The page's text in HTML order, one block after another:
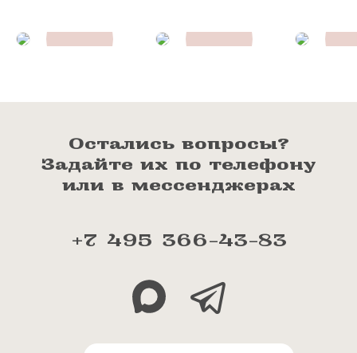
Остались вопросы?
Задайте их по телефону
или в мессенджерах
+7 495 366-43-83